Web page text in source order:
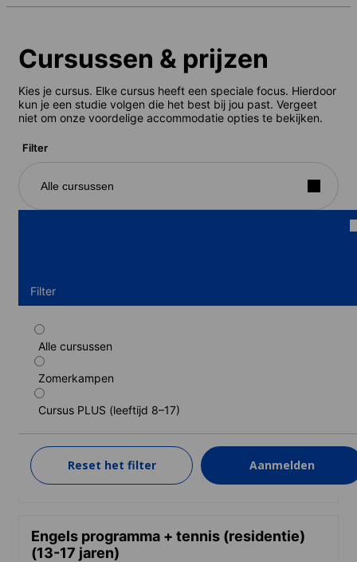
Cursussen & prijzen
Kies je cursus. Elke cursus heeft een speciale focus. Hierdoor
kun je een studie volgen die het best bij jou past. Vergeet
niet om onze voordelige accommodatie opties te bekijken.
Filter
Alle cursussen
Filter
Alle cursussen
Zomerkampen
Cursus PLUS (leeftijd 8–17)
Reset het filter Aanmelden
Standaard programma Engels (residentie)
(13-17 jaren)
Duur: 1 - 5 weken
Niveaus: Basisgebruiker (A1) naar Vaardig gebruiker (C1)
1.760 EUR
LEER MEER
Engels programma + tennis (residentie)
(13-17 jaren)